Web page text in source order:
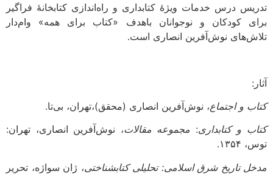
تدریس درس خدمات ویژۀ کتابداری و راه‌اندازی کتابخانۀ فراگیر
برای کودکان و نوجوانان باهدف «کتاب برای همه» وام‌دار
تلاش‌های نوش‌آفرین انصاری است.
آثار:
ک‍ت‍اب‌ و اج‍ت‍م‍اع‌، ن‍وش‌آف‍ری‍ن‌ ان‍ص‍اری‌ (م‍ح‍ق‍ق‌)،تهران، بی‌تا.
ک‍ت‍اب‌ و ک‍ت‍اب‍داری‌: م‍ج‍م‍وع‍ه‌ م‍ق‍الات، ن‍وش‌آف‍ری‍ن‌ ان‍ص‍اری‌، ت‍ه‍ران:
‌توس‏‫، ۱۳۵۴.
م‍دخ‍ل‌ ت‍اری‍خ‌ ش‍رق‌ اس‍لام‍ی‌: ت‍ح‍ل‍ی‍ل‍ی‌ ک‍ت‍اب‍ش‍ن‍اخ‍ت‍ی‌، ژان‌ س‍واژه‌، ت‍ح‍ری‍ر